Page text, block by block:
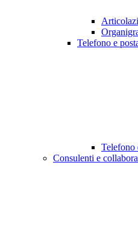
Telefono e
Telefono
Consulenti e